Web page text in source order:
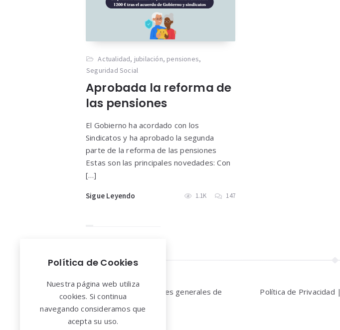
Actualidad, jubilación, pensiones,
Seguridad Social
Aprobada la reforma de
las pensiones
El Gobierno ha acordado con los
Sindicatos y ha aprobado la segunda
parte de la reforma de las pensiones
Estas son las principales novedades: Con
[…]
Sigue Leyendo 1.1K 147
Widgets
Aviso legal y Condiciones generales de
Política de Privacidad |
Política de Cookies
Nuestra página web utiliza
cookies. Si continua
navegando consideramos que
acepta su uso.